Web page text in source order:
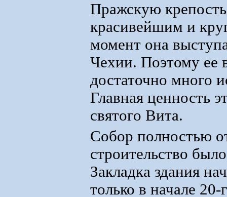
Пражскую
красивейшим и
момент она
Чехии. Поэтому ее
достаточно много
Главная ценность
святого Вита.
Собор полностью
строительство
Закладка здания
только в начале